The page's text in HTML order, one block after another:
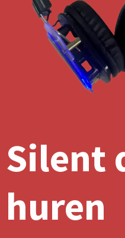
Silent
huren